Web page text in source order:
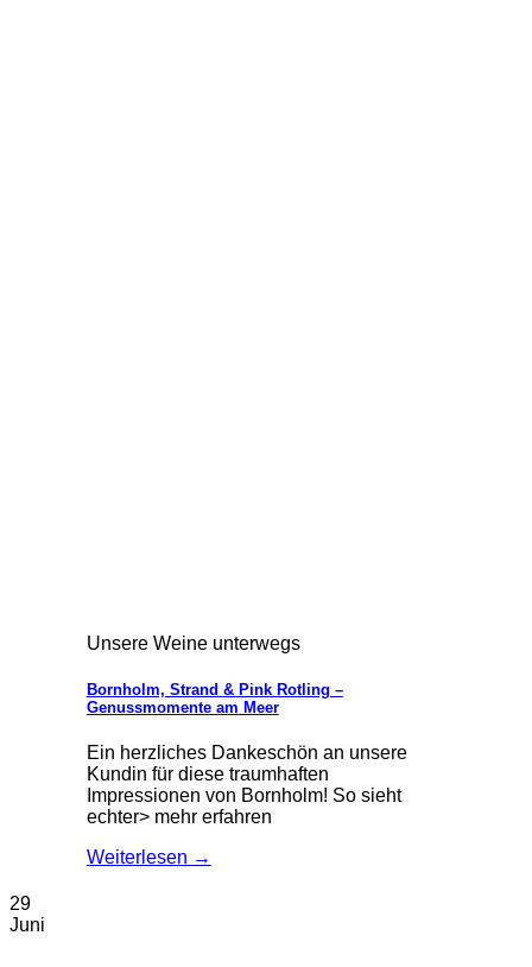
Unsere Weine unterwegs
Bornholm, Strand & Pink Rotling –
Genussmomente am Meer
Ein herzliches Dankeschön an unsere
Kundin für diese traumhaften
Impressionen von Bornholm! So sieht
echter> mehr erfahren
Weiterlesen →
29
Juni